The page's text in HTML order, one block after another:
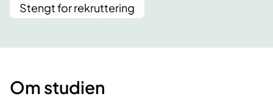
Stengt for rekruttering
Om studien